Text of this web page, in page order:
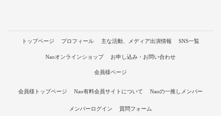
トップページ プロフィール 主な活動、メディア出演情報 SNS一覧
Naoオンラインショップ お申し込み・お問い合わせ
会員様ページ
会員様トップページ Nao有料会員サイトについて Naoの一推しメンバー
メンバーログイン 質問フォーム